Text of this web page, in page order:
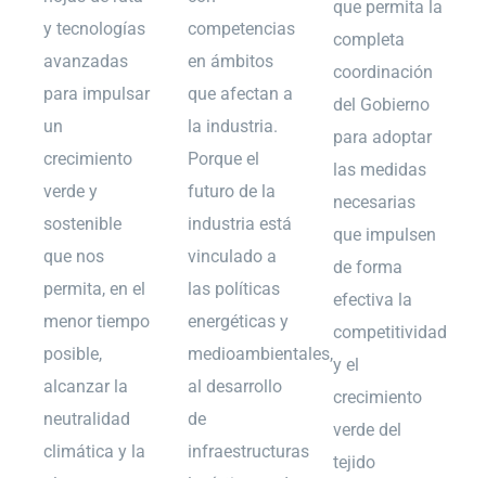
y tecnologías
avanzadas
para impulsar
un
crecimiento
verde y
sostenible
que nos
permita, en el
menor tiempo
posible,
alcanzar la
neutralidad
climática y la
competencias
en ámbitos
que afectan a
la industria.
Porque el
futuro de la
industria está
vinculado a
las políticas
energéticas y
medioambientales,
al desarrollo
de
infraestructuras
que permita la
completa
coordinación
del Gobierno
para adoptar
las medidas
necesarias
que impulsen
de forma
efectiva la
competitividad
y el
crecimiento
verde del
tejido